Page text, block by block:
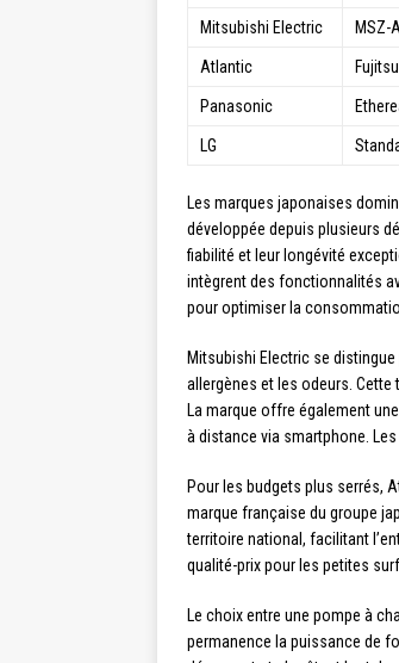
Mitsubishi Electric MSZ-
Atlantic
Panasonic
LG
Les marques japonaises
développée depuis plusieurs
fiabilité et leur longévité
intègrent des fonctionnalités
pour optimiser la
Mitsubishi Electric se
allergènes et les odeurs. Cette
La marque offre également
à distance via smartphone.
Pour les budgets plus serrés,
marque française du groupe
territoire national, facilitant
qualité-prix pour les petites
Le choix entre une pompe à
permanence la puissance de